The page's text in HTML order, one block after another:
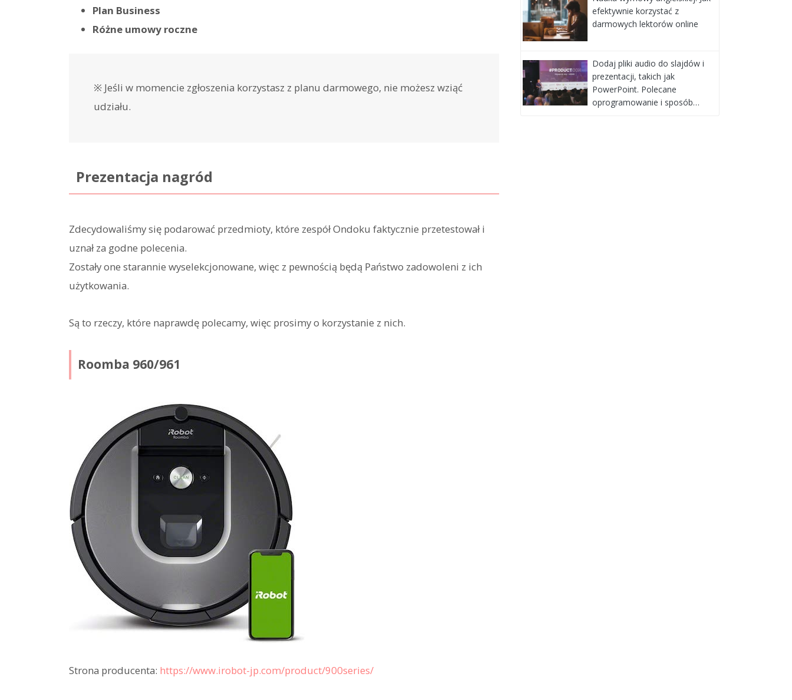
Plan Business
Różne umowy roczne
※ Jeśli w momencie zgłoszenia korzystasz z planu darmowego, nie możesz wziąć
udziału.
Prezentacja nagród
Zdecydowaliśmy się podarować przedmioty, które zespół Ondoku faktycznie przetestował i
uznał za godne polecenia.
Zostały one starannie wyselekcjonowane, więc z pewnością będą Państwo zadowoleni z ich
użytkowania.
Są to rzeczy, które naprawdę polecamy, więc prosimy o korzystanie z nich.
Roomba 960/961
Strona producenta: https://www.irobot-jp.com/product/900series/
efektywnie korzystać z
darmowych lektorów online
Dodaj pliki audio do slajdów i
prezentacji, takich jak
PowerPoint. Polecane
oprogramowanie i sposób…